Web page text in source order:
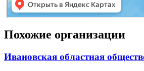
Похожие организации
Ивановская областная